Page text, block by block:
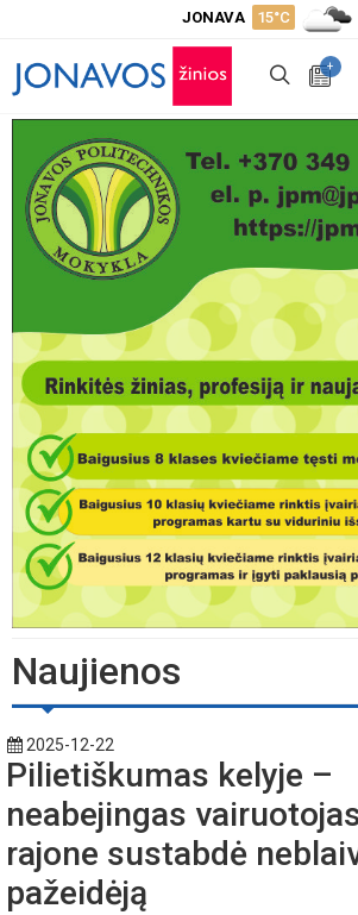
JONAVA 15°C
+
Naujienos
2025-12-22
Pilietiškumas kelyje –
neabejingas
rajone sustabdė
pažeidėją